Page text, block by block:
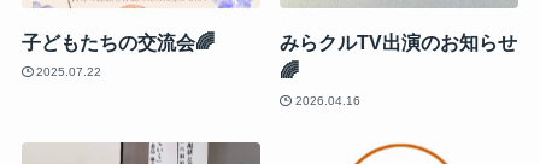
子どもたちの交流会🌈
2025.07.22
みらクルTV出演のお知らせ
🌈
2026.04.16